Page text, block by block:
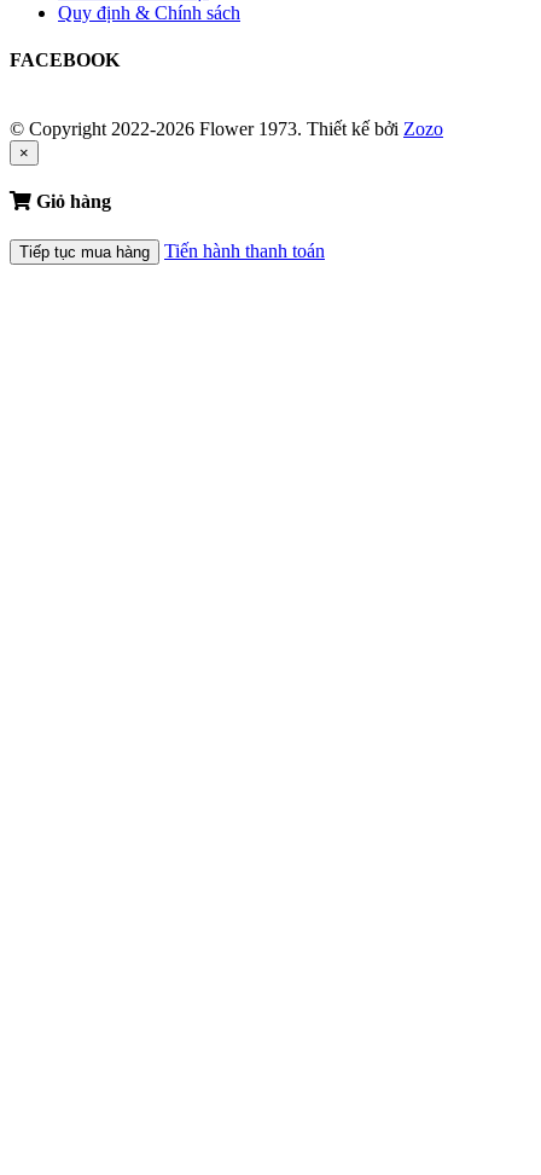
Quy định & Chính sách
FACEBOOK
© Copyright 2022-2026 Flower 1973. Thiết kế bởi Zozo
×
Giỏ hàng
Tiếp tục mua hàng Tiến hành thanh toán